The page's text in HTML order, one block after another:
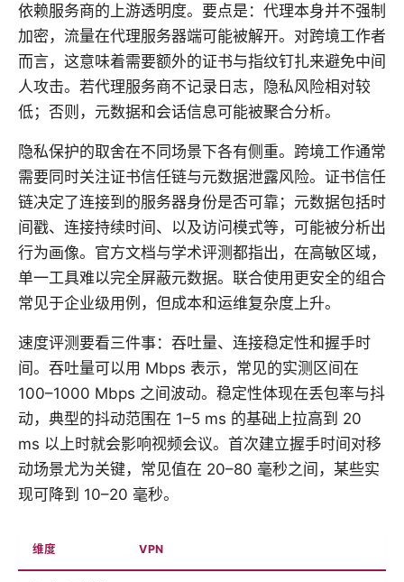
依赖服务商的上游透明度。要点是：代理本身并不强制
加密，流量在代理服务器端可能被解开。对跨境工作者
而言，这意味着需要额外的证书与指纹钉扎来避免中间
人攻击。若代理服务商不记录日志，隐私风险相对较
低；否则，元数据和会话信息可能被聚合分析。
隐私保护的取舍在不同场景下各有侧重。跨境工作通常
需要同时关注证书信任链与元数据泄露风险。证书信任
链决定了连接到的服务器身份是否可靠；元数据包括时
间戳、连接持续时间、以及访问模式等，可能被分析出
行为画像。官方文档与学术评测都指出，在高敏区域，
单一工具难以完全屏蔽元数据。联合使用更安全的组合
常见于企业级用例，但成本和运维复杂度上升。
速度评测要看三件事：吞吐量、连接稳定性和握手时
间。吞吐量可以用 Mbps 表示，常见的实测区间在
100–1000 Mbps 之间波动。稳定性体现在丢包率与抖
动，典型的抖动范围在 1–5 ms 的基础上拉高到 20
ms 以上时就会影响视频会议。首次建立握手时间对移
动场景尤为关键，常见值在 20–80 毫秒之间，某些实
现可降到 10–20 毫秒。
维度 VPN